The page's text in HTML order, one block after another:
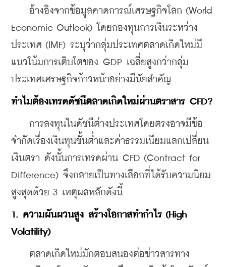
อ้างอิงจากข้อมูลคาดการณ์เศรษฐกิจโลก (World
Economic Outlook) โดยกองทุนการเงินระหว่าง
ประเทศ (IMF) ระบุว่ากลุ่มประเทศตลาดเกิดใหม่มี
แนวโน้มการเติบโตของ GDP เฉลี่ยสูงกว่ากลุ่ม
ประเทศเศรษฐกิจก้าวหน้าอย่างมีนัยสำคัญ
​ทำไมต้องเทรดดัชนีตลาดเกิดใหม่ผ่านตราสาร CFD?
การลงทุนในดัชนีต่างประเทศโดยตรงอาจมีข้อ
จำกัดเรื่องเงินทุนขั้นต่ำและค่าธรรมเนียมแลกเปลี่ยน
เงินตรา ดังนั้นการเทรดผ่าน CFD (Contract for
Difference) จึงกลายเป็นทางเลือกที่ได้รับความนิยม
สูงสุดด้วย 3 เหตุผลหลักดังนี้
1. ความผันผวนสูง สร้างโอกาสทำกำไร (High
Volatility)
ตลาดเกิดใหม่มักตอบสนองต่อข่าวสารทาง